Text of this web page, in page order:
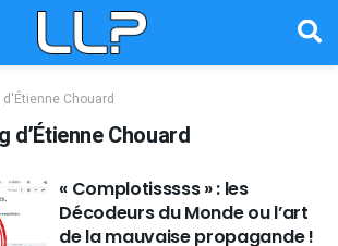
d'Étienne Chouard
d’Étienne Chouard
« Complotisssss » : les
Décodeurs du Monde ou l’art
de la mauvaise propagande !